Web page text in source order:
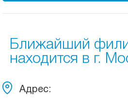
Ближайший
находится в г.
Адрес: